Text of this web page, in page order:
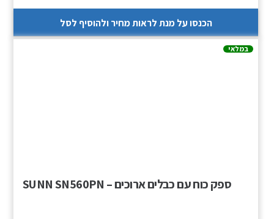
הכנסו על מנת לראות מחיר ולהוסיף לסל
במלאי
ספק כוח עם כבלים ארוכים – SUNN SN560PN